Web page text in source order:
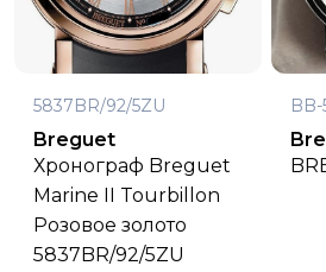
5837BR/92/5ZU
Breguet
Хронограф Breguet
Marine II Tourbillon
Розовое золото
5837BR/92/5ZU